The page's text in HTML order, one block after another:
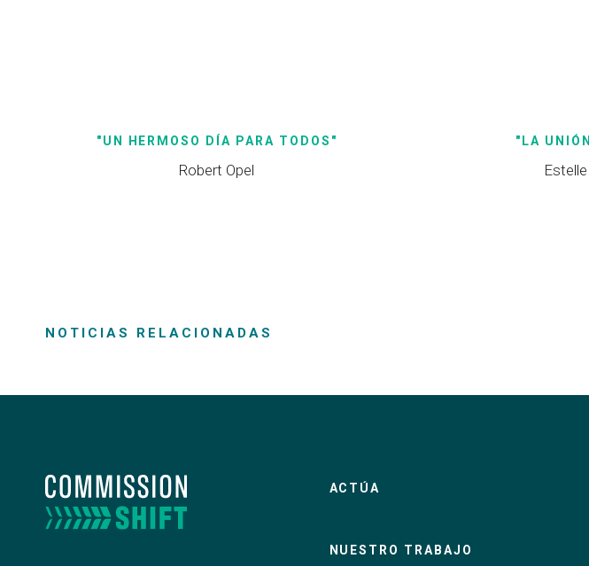
"UN HERMOSO DÍA PARA TODOS"
Robert Opel
"LA UNIÓN
Estelle
NOTICIAS RELACIONADAS
ACTÚA
NUESTRO TRABAJO